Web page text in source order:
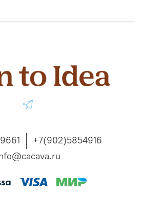
+7(902)5854916